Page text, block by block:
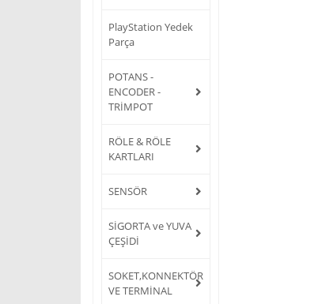
PlayStation Yedek
Parça
POTANS -
ENCODER -
TRİMPOT
RÖLE & RÖLE
KARTLARI
SENSÖR
SİGORTA ve YUVA
ÇEŞİDİ
SOKET,KONNEKTÖR
VE TERMİNAL